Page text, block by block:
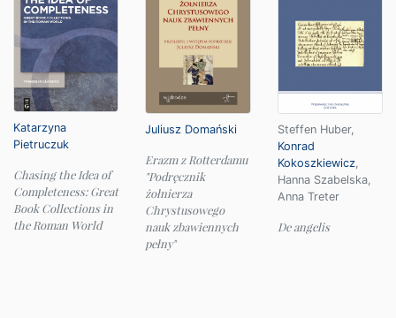
Katarzyna
Pietruczuk
Chasing the Idea of
Completeness: Great
Book Collections in
the Roman World
Juliusz Domański
Erazm z Rotterdamu
"Podręcznik
żołnierza
Chrystusowego
nauk zbawiennych
pełny"
Steffen Huber,
Konrad
Kokoszkiewicz,
Hanna Szabelska,
Anna Treter
De angelis